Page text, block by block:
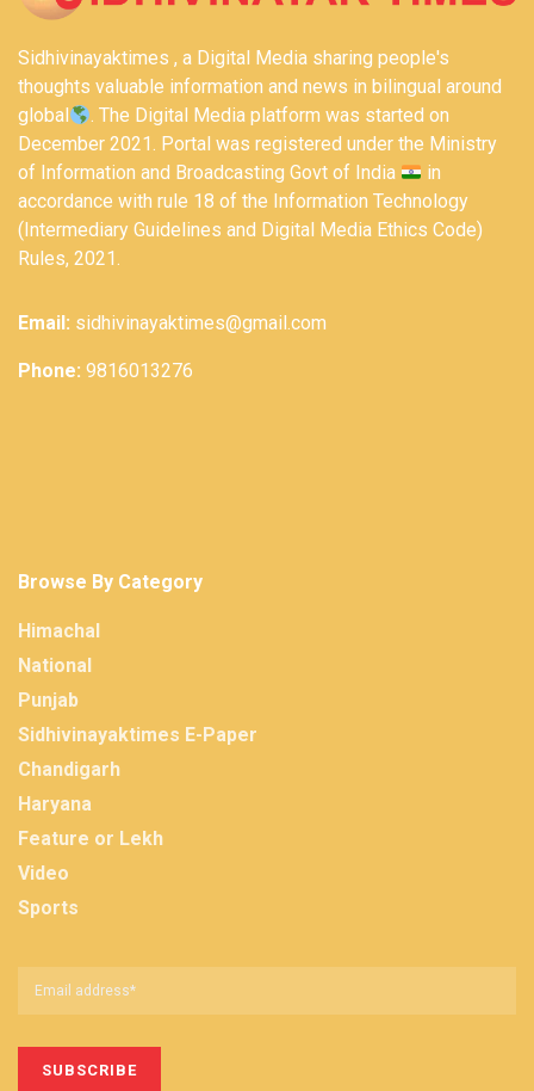
Sidhivinayaktimes , a Digital Media sharing people's
thoughts valuable information and news in bilingual around
global
. The Digital Media platform was started on
December 2021. Portal was registered under the Ministry
of Information and Broadcasting Govt of India
in
accordance with rule 18 of the Information Technology
(Intermediary Guidelines and Digital Media Ethics Code)
Rules, 2021.
Email: sidhivinayaktimes@gmail.com
Phone: 9816013276
Browse By Category
Himachal
National
Punjab
Sidhivinayaktimes E-Paper
Chandigarh
Haryana
Feature or Lekh
Video
Sports